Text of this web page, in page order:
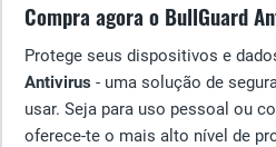
Compra agora o BullGuard
Protege seus dispositivos e
Antivirus - uma solução de
usar. Seja para uso pessoal ou
oferece-te o mais alto nível de